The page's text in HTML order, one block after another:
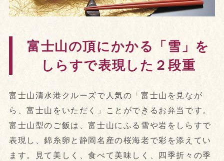
富士山の頂にかかる「雪」を
しらすで表現した２段重
富士山清水港クルーズで人気の「富士山を見なが
ら、富士山をいただく」ことができるお弁当です。
富士山型のご飯は、富士山にふる雪や岩をしらすで
表現し、錦糸卵と静岡名産の桜海老で彩を添えてい
ます。見て美しく、食べて美味しく、四季折々の季